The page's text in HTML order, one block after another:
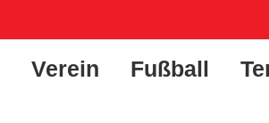
Verein Fußball